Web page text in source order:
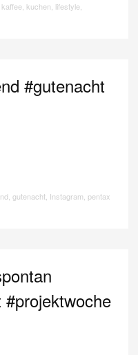
kaffee, kuchen, lifestyle,
#gutenacht
gutenacht, Instagram pentax